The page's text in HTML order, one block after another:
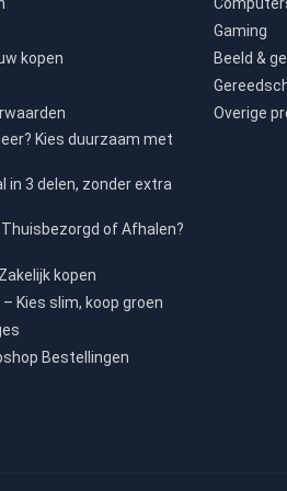
kopen
Kies duurzaam met
in 3 delen, zonder extra
of Afhalen?
kopen
Kies slim, koop groen
Bestellingen
Gaming
Beeld &
Overige